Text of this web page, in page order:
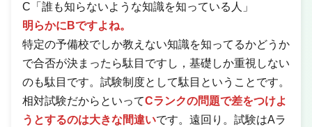
C「誰も知らないような知識を知っている人」
明らかにBですよね。
特定の予備校でしか教えない知識を知ってるかどうか
で合否が決まったら駄目ですし，基礎しか重視しない
のも駄目です。試験制度として駄目ということです。
相対試験だからといってCランクの問題で差をつけよ
うとするのは大きな間違いです。遠回り。試験はAラ